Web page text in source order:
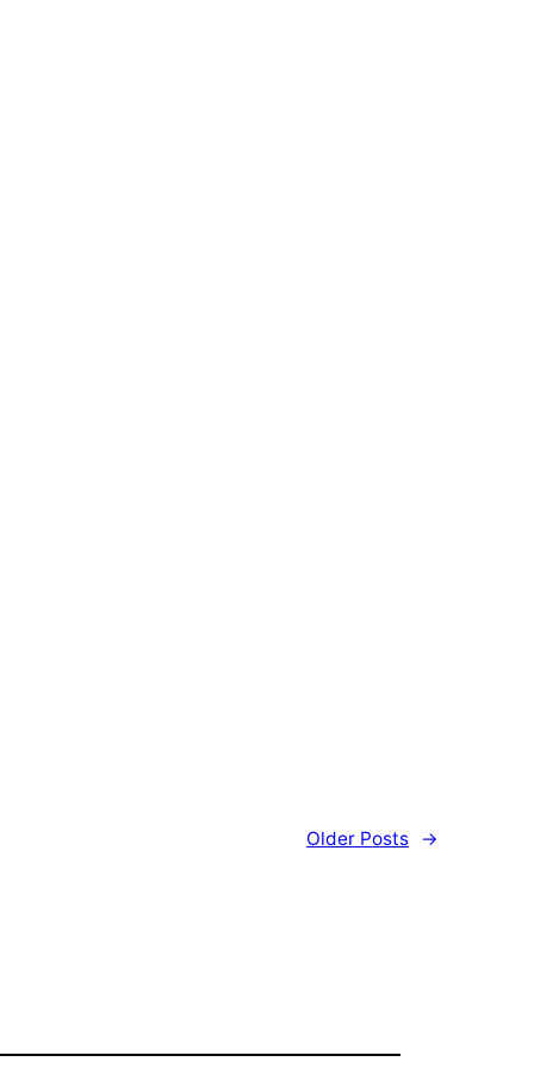
Older Posts →